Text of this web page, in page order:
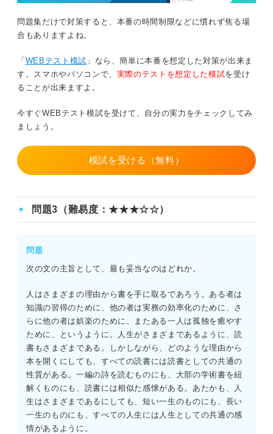
問題集だけで対策すると、本番の時間制限などに慣れず焦る場
合もありますよね。
「 WEBテスト模試 」なら、簡単に本番を想定した対策が出来ま
す。スマホやパソコンで、 実際のテストを想定した模試を受け
ることが出来ますよ。
今すぐWEBテスト模試を受けて、自分の実力をチェックしてみ
ましょう。
模試を受ける（無料）
問題3（難易度：★★★☆☆）
問題
次の文の主旨として、最も妥当なのはどれか。
人はさまざまの理由から書を手に取るであろう。ある者は
知識の習得のために、他の者は実務の効率化のために、さ
らに他の者は娯楽のために、またある一人は孤独を癒やす
ために、というように。人生がさまざまであるように、読
書もさまざまである。しかしながら、どのような理由から
本を開くにしても、すべての読書には読書としての共通の
性質がある。一編の詩を読むものにも、大部の学術書を紐
解くものにも、読書には相似た感懐がある。あたかも、人
生はさまざまであるにしても、短い一生のものにも、長い
一生のものにも、すべての人生には人生としての共通の感
情があるように。